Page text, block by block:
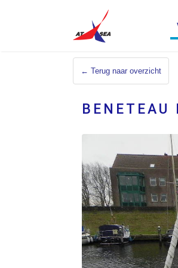
← Terug naar overzicht
BENETEAU
VERKOCHT
Verkocht